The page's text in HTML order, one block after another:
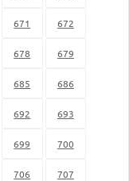
671 672
678 679
685 686
692 693
699 700
706 707